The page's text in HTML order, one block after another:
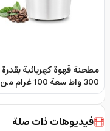
مطحنة قهوة كهربائية بقدرة
300 واط سعة 100 غرام من
جاماكي Jamaky Coffee
And Spice Grinder
فيديوهات ذات صلة